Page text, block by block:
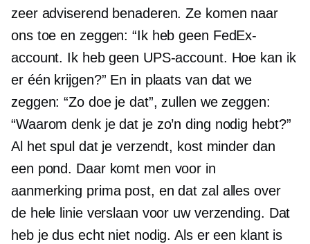
zeer adviserend benaderen. Ze komen naar
ons toe en zeggen: “Ik heb geen FedEx-
account. Ik heb geen UPS-account. Hoe kan ik
er één krijgen?” En in plaats van dat we
zeggen: “Zo doe je dat”, zullen we zeggen:
“Waarom denk je dat je zo’n ding nodig hebt?”
Al het spul dat je verzendt, kost minder dan
een pond. Daar komt men voor in
aanmerking primapost, en dat zal alles over
de hele linie verslaan voor uw verzending. Dat
heb je dus echt niet nodig. Als er een klant is